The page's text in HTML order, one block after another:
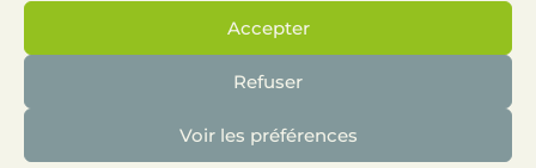
Accepter
Refuser
Voir les préférences
8h30-12h (accueil téléphonique l’après-
midi)
Vendredi : 8h30-12h